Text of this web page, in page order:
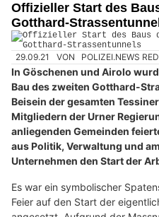
Offizieller Start des
Gotthard-
29.09.21 VON POLIZEI.NEWS
In Göschenen und Airolo
Bau des zweiten Gotthard-
Beisein der gesamten
Mitgliedern der Urner
anliegenden Gemeinden
aus Politik, Verwaltung und
Unternehmen den Start der
Es war ein symbolischer
Feier auf den Start der